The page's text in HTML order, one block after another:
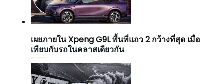
เผยภายใน Xpeng G9L พื้นที่แถว 2 กว้างที่สุด เมื่อ
เทียบกับรถในคลาสเดียวกัน